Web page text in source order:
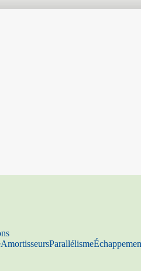
AmortisseursParallélisme